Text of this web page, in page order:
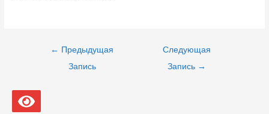
Навигация
← Предыдущая
Запись
Следующая
Запись →